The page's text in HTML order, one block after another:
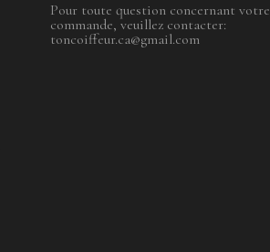
Pour toute question concernant votre
commande, veuillez contacter:
toncoiffeur.ca@gmail.com